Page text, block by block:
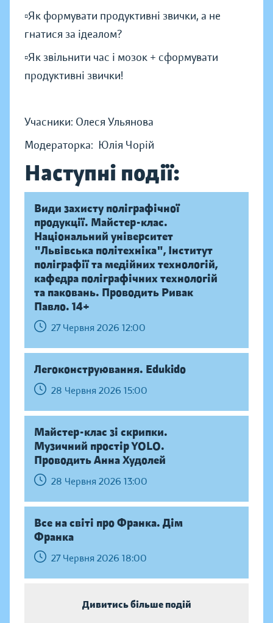
▫️Як формувати продуктивні звички, а не
гнатися за ідеалом?
▫️Як звільнити час і мозок + cформувати
продуктивні звички!
Учасники: Олеся Ульянова
Модераторка: Юлія Чорій
Наступні події:
Види захисту поліграфічної
продукції. Майстер-клас.
Національний університет
"Львівська політехніка", Інститут
поліграфії та медійних технологій,
кафедра поліграфічних технологій
та паковань. Проводить Ривак
Павло. 14+
27 Червня 2026 12:00
Легоконструювання. Edukido
28 Червня 2026 15:00
Майстер-клас зі скрипки.
Музичний простір YOLO.
Проводить Анна Худолей
28 Червня 2026 13:00
Все на світі про Франка. Дім
Франка
27 Червня 2026 18:00
Дивитись більше подій